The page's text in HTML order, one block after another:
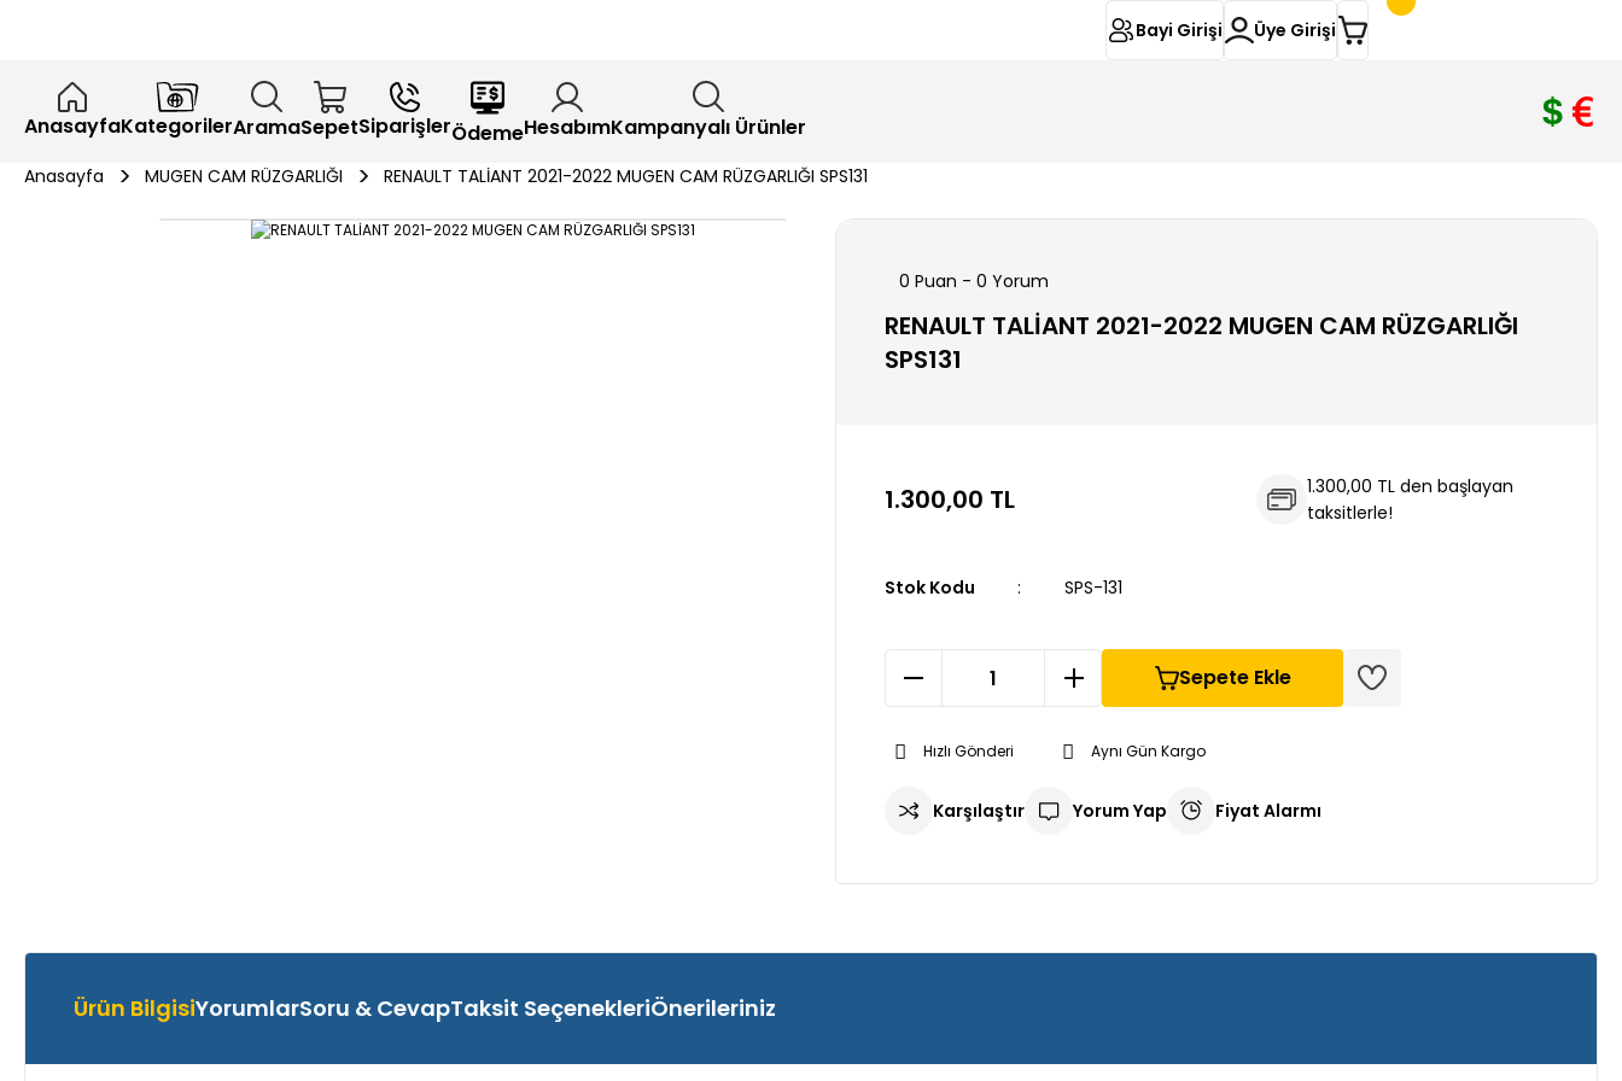
Bayi Girişi Üye Girişi
AnasayfaKategorilerAramaSepetSiparişlerÖdemeHesabımKampanyalı Ürünler
Anasayfa MUGEN CAM RÜZGARLIĞI RENAULT TALİANT 2021-2022 MUGEN CAM RÜZGARLIĞI SPS131
0 Puan - 0 Yorum
RENAULT TALİANT 2021-2022 MUGEN CAM RÜZGARLIĞI
SPS131
1.300,00 TL
1.300,00 TL den başlayan
taksitlerle!
Stok Kodu SPS-131
Sepete Ekle
Hızlı Gönderi Aynı Gün Kargo
Karşılaştır Yorum Yap Fiyat Alarmı
Ürün BilgisiYorumlarSoru & CevapTaksit SeçenekleriÖnerileriniz